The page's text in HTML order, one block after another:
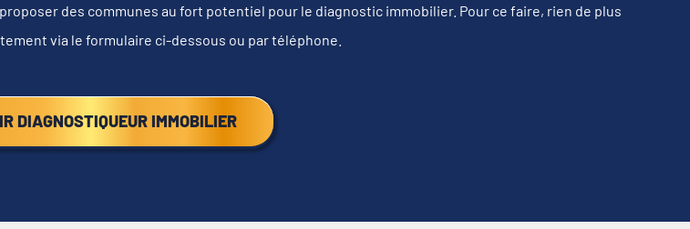
des communes au fort potentiel pour le diagnostic immobilier. Pour ce faire, rien de plus
via le formulaire ci-dessous ou par téléphone.
DIAGNOSTIQUEUR IMMOBILIER